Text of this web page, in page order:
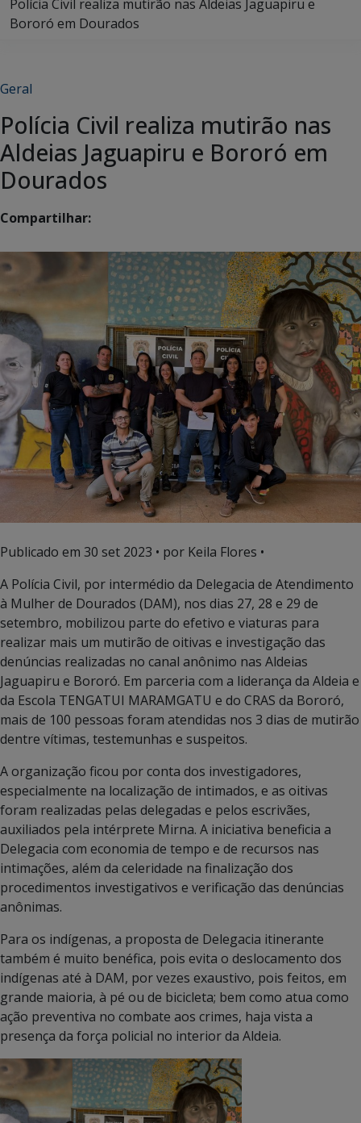
Polícia Civil realiza mutirão nas Aldeias Jaguapiru e
Bororó em Dourados
Geral
Polícia Civil realiza mutirão nas
Aldeias Jaguapiru e Bororó em
Dourados
Compartilhar:
Publicado em 30 set 2023 • por Keila Flores •
A Polícia Civil, por intermédio da Delegacia de Atendimento
à Mulher de Dourados (DAM), nos dias 27, 28 e 29 de
setembro, mobilizou parte do efetivo e viaturas para
realizar mais um mutirão de oitivas e investigação das
denúncias realizadas no canal anônimo nas Aldeias
Jaguapiru e Bororó. Em parceria com a liderança da Aldeia e
da Escola TENGATUI MARAMGATU e do CRAS da Bororó,
mais de 100 pessoas foram atendidas nos 3 dias de mutirão
dentre vítimas, testemunhas e suspeitos.
A organização ficou por conta dos investigadores,
especialmente na localização de intimados, e as oitivas
foram realizadas pelas delegadas e pelos escrivães,
auxiliados pela intérprete Mirna. A iniciativa beneficia a
Delegacia com economia de tempo e de recursos nas
intimações, além da celeridade na finalização dos
procedimentos investigativos e verificação das denúncias
anônimas.
Para os indígenas, a proposta de Delegacia itinerante
também é muito benéfica, pois evita o deslocamento dos
indígenas até à DAM, por vezes exaustivo, pois feitos, em
grande maioria, à pé ou de bicicleta; bem como atua como
ação preventiva no combate aos crimes, haja vista a
presença da força policial no interior da Aldeia.